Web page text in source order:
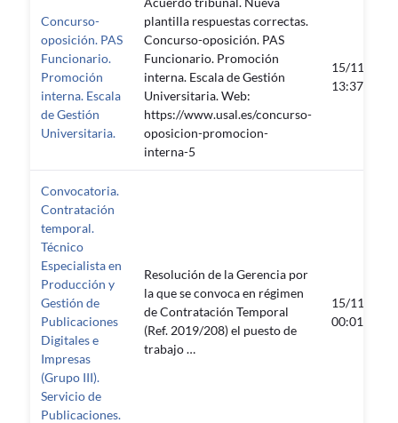
Concurso-
oposición. PAS
Funcionario.
Promoción
interna. Escala
de Gestión
Universitaria.
plantilla respuestas correctas.
Concurso-oposición. PAS
Funcionario. Promoción
interna. Escala de Gestión
Universitaria. Web:
https://www.usal.es/concurso-
oposicion-promocion-
interna-5
15/11/2019
13:37:28
Convocatoria.
Contratación
temporal.
Técnico
Especialista en
Producción y
Gestión de
Publicaciones
Digitales e
Impresas
(Grupo III).
Servicio de
Publicaciones.
Resolución de la Gerencia por
la que se convoca en régimen
de Contratación Temporal
(Ref. 2019/208) el puesto de
trabajo …
15/11/2019
00:01:00